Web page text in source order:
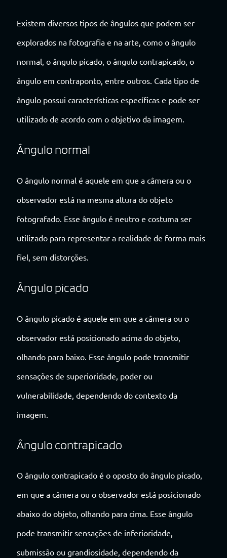
Existem diversos tipos de ângulos que podem ser
explorados na fotografia e na arte, como o ângulo
normal, o ângulo picado, o ângulo contrapicado, o
ângulo em contraponto, entre outros. Cada tipo de
ângulo possui características específicas e pode ser
utilizado de acordo com o objetivo da imagem.
Ângulo normal
O ângulo normal é aquele em que a câmera ou o
observador está na mesma altura do objeto
fotografado. Esse ângulo é neutro e costuma ser
utilizado para representar a realidade de forma mais
fiel, sem distorções.
Ângulo picado
O ângulo picado é aquele em que a câmera ou o
observador está posicionado acima do objeto,
olhando para baixo. Esse ângulo pode transmitir
sensações de superioridade, poder ou
vulnerabilidade, dependendo do contexto da
imagem.
Ângulo contrapicado
O ângulo contrapicado é o oposto do ângulo picado,
em que a câmera ou o observador está posicionado
abaixo do objeto, olhando para cima. Esse ângulo
pode transmitir sensações de inferioridade,
submissão ou grandiosidade, dependendo da